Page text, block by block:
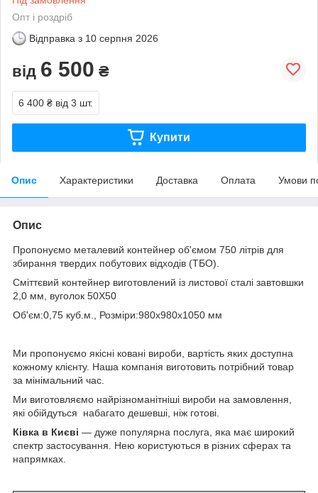
Опт і роздріб
Відправка з 10 серпня 2026
від 6 500 ₴
6 400 ₴ від 3 шт.
Купити
Опис Характеристики Доставка Оплата Умови
Опис
Пропонуємо металевий контейнер об'ємом 750 літрів для
збирання твердих побутових відходів (ТБО).
Сміттєвий контейнер виготовлений із листової сталі завтовшки
2,0 мм, вуголок 50Х50
Об'єм:0,75 куб.м., Розміри:980х980х1050 мм
Ми пропонуємо якісні ковані вироби, вартість яких доступна
кожному клієнту. Наша компанія виготовить потрібний товар
за мінімальний час.
Ми виготовляємо найрізноманітніші вироби на замовлення,
які обійдуться набагато дешевші, ніж готові.
Ківка в Києві — дуже популярна послуга, яка має широкий
спектр застосування. Нею користуються в різних сферах та
напрямках.